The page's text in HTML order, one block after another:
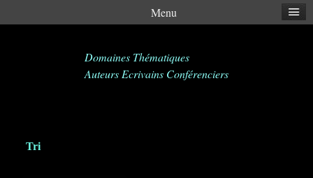
Domaines Thématiques
Auteurs Ecrivains Conférenciers
Tri
Menu